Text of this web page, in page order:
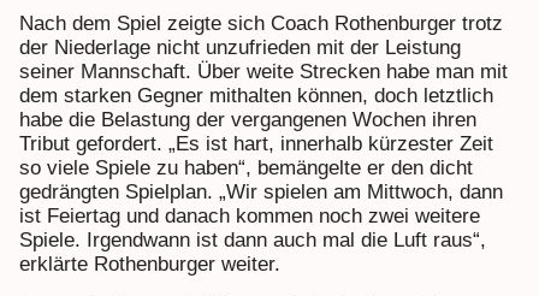
Nach dem Spiel zeigte sich Coach Rothenburger trotz
der Niederlage nicht unzufrieden mit der Leistung
seiner Mannschaft. Über weite Strecken habe man mit
dem starken Gegner mithalten können, doch letztlich
habe die Belastung der vergangenen Wochen ihren
Tribut gefordert. „Es ist hart, innerhalb kürzester Zeit
so viele Spiele zu haben“, bemängelte er den dicht
gedrängten Spielplan. „Wir spielen am Mittwoch, dann
ist Feiertag und danach kommen noch zwei weitere
Spiele. Irgendwann ist dann auch mal die Luft raus“,
erklärte Rothenburger weiter.